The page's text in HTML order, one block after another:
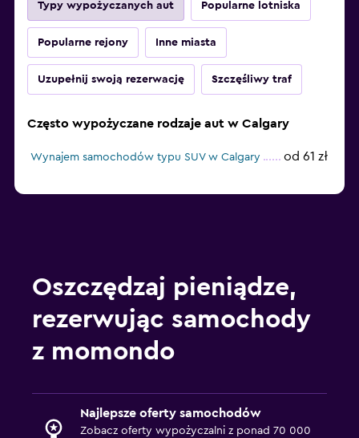
Typy wypożyczanych aut Popularne lotniska
Popularne rejony Inne miasta
Uzupełnij swoją rezerwację Szczęśliwy traf
Często wypożyczane rodzaje aut w Calgary
Wynajem samochodów typu SUV w Calgary od 61 zł
Oszczędzaj pieniądze,
rezerwując samochody
z momondo
Najlepsze oferty samochodów
Zobacz oferty wypożyczalni z ponad 70 000